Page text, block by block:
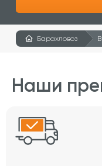
Барахловоз
Наши